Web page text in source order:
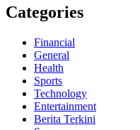
Categories
Financial
General
Health
Sports
Technology
Entertainment
Berita Terkini